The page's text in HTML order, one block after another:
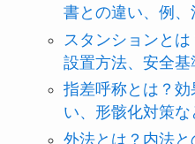
書との違い、例
スタンションとは
設置方法、安全基
指差呼称とは？
い、形骸化対策な
外法とは？内法